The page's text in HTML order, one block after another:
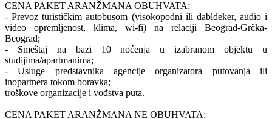
CENA PAKET ARANŽMANA OBUHVATA:
- Prevoz turističkim autobusom (visokopodni ili dabldeker, audio i
video opremljenost, klima, wi-fi) na relaciji Beograd-Grčka-
Beograd;
- Smeštaj na bazi 10 noćenja u izabranom objektu u
studijima/apartmanima;
- Usluge predstavnika agencije organizatora putovanja ili
inopartnera tokom boravka;
troškove organizacije i vođstva puta.
CENA PAKET ARANŽMANA NE OBUHVATA: